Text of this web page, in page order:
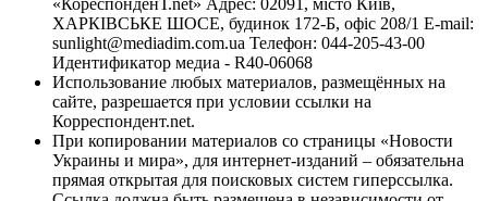
ХАРКІВСЬКЕ ШОСЕ, будинок 172-Б, офіс 208/1 E-mail:
sunlight@mediadim.com.ua Телефон: 044-205-43-00
Идентификатор медиа - R40-06068
Использование любых материалов, размещённых на
сайте, разрешается при условии ссылки на
Корреспондент.net.
При копировании материалов со страницы «Новости
Украины и мира», для интернет-изданий – обязательна
прямая открытая для поисковых систем гиперссылка.